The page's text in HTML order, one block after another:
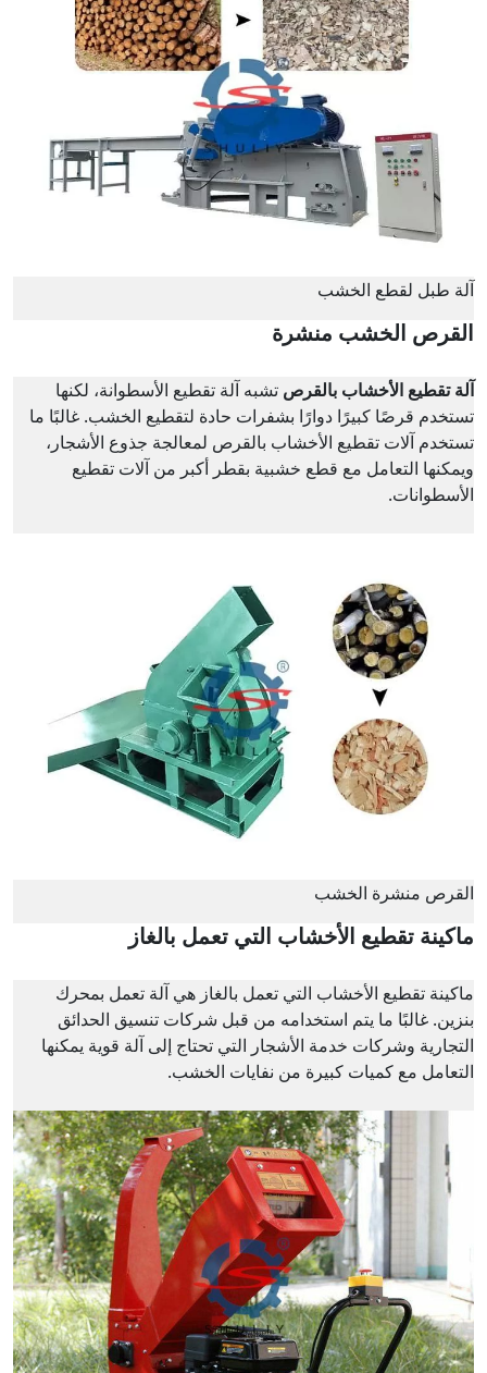
آلة طبل لقطع الخشب
القرص الخشب منشرة
آلة تقطيع الأخشاب بالقرص تشبه آلة تقطيع الأسطوانة، لكنها
تستخدم قرصًا كبيرًا دوارًا بشفرات حادة لتقطيع الخشب. غالبًا ما
تستخدم آلات تقطيع الأخشاب بالقرص لمعالجة جذوع الأشجار،
ويمكنها التعامل مع قطع خشبية بقطر أكبر من آلات تقطيع
الأسطوانات.
القرص منشرة الخشب
ماكينة تقطيع الأخشاب التي تعمل بالغاز
ماكينة تقطيع الأخشاب التي تعمل بالغاز هي آلة تعمل بمحرك
بنزين. غالبًا ما يتم استخدامه من قبل شركات تنسيق الحدائق
التجارية وشركات خدمة الأشجار التي تحتاج إلى آلة قوية يمكنها
التعامل مع كميات كبيرة من نفايات الخشب.